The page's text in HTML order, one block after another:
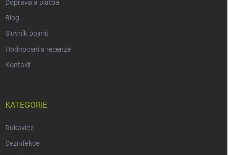
Doprava a platba
Blog
Slovník pojmů
Hodnocení a recenze
Kontakt
KATEGORIE
Rukavice
Dezinfekce